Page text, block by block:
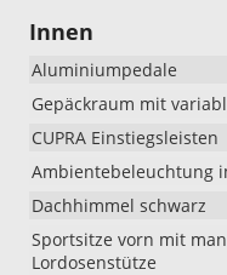
Innen
Aluminiumpedale
Gepäckraum mit
CUPRA Einstiegsleisten
Ambientebeleuchtung
Dachhimmel schwarz
Sportsitze vorn mit
Lordosenstütze